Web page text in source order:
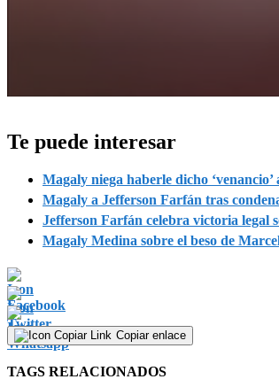
2
secondsVolume
90%
Te puede interesar
Magaly niega haberle dicho
Magaly a Jefferson Farfán tras
Jefferson Farfán celebra victoria legal
Magaly Medina sobre el beso de
Copiar enlace
TAGS RELACIONADOS